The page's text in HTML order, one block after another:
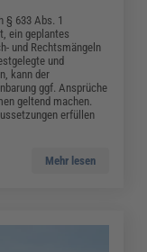
§ 633 Abs. 1
ein geplantes
und Rechtsmängeln
und
kann der
ggf. Ansprüche
geltend machen.
erfüllen
Mehr lesen